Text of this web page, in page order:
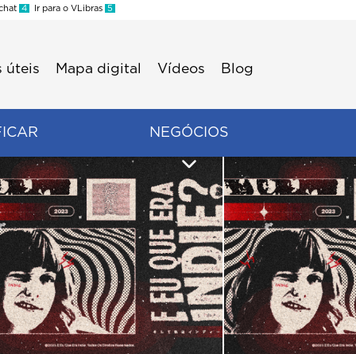
4 Ir para o VLibras 5
úteis Mapa digital Vídeos Blog
NEGÓCIOS